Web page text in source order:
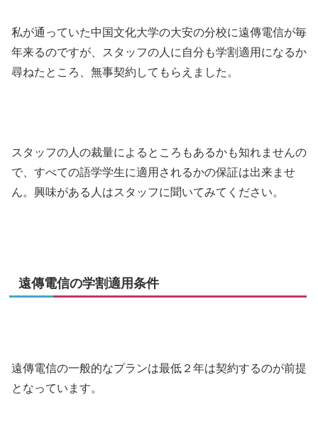
私が通っていた中国文化大学の大安の分校に遠傳電信が毎
年来るのですが、スタッフの人に自分も学割適用になるか
尋ねたところ、無事契約してもらえました。
スタッフの人の裁量によるところもあるかも知れませんの
で、すべての語学学生に適用されるかの保証は出来ませ
ん。興味がある人はスタッフに聞いてみてください。
遠傳電信の学割適用条件
遠傳電信の一般的なプランは最低２年は契約するのが前提
となっています。